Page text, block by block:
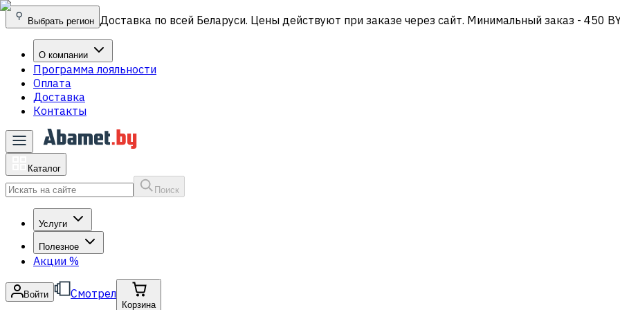
Выбрать регион Доставка по всей Беларуси. Цены действуют при заказе через сайт. Минимальный заказ - 450
О компании
Программа лояльности
Оплата
Доставка
Контакты
Каталог
Поиск
Услуги
Полезное
Акции %
Войти Смотрел
Корзина